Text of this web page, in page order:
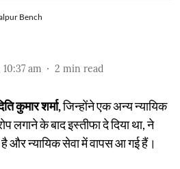
Bench
am 2 min read
कुमार शर्मा,जिन्होंने एक अन्य न्यायिक
लगाने के बाद इस्तीफा दे दिया था, ने
और न्यायिक सेवा में वापस आ गई हैं।